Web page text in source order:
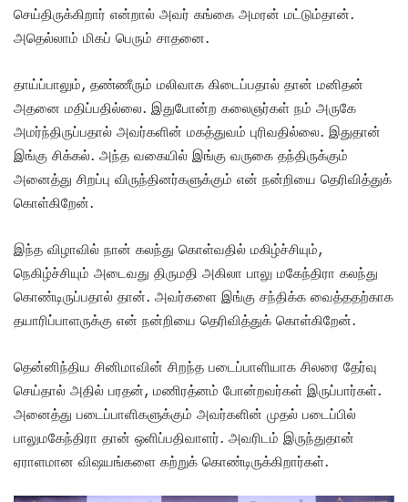
செய்திருக்கிறார் என்றால் அவர் கங்கை அமரன் மட்டும்தான்.
அதெல்லாம் மிகப் பெரும் சாதனை.‌
தாய்ப்பாலும், தண்ணீரும் மலிவாக கிடைப்பதால் தான் மனிதன்
அதனை மதிப்பதில்லை. இதுபோன்ற கலைஞர்கள் நம் அருகே
அமர்ந்திருப்பதால் அவர்களின் மகத்துவம் புரிவதில்லை. இதுதான்
இங்கு சிக்கல். அந்த வகையில் இங்கு வருகை தந்திருக்கும்
அனைத்து சிறப்பு விருந்தினர்களுக்கும் என் நன்றியை தெரிவித்துக்
கொள்கிறேன்.
இந்த விழாவில் நான் கலந்து கொள்வதில் மகிழ்ச்சியும்,
நெகிழ்ச்சியும் அடைவது திருமதி அகிலா பாலு மகேந்திரா கலந்து
கொண்டிருப்பதால் தான். அவர்களை இங்கு சந்திக்க வைத்ததற்காக
தயாரிப்பாளருக்கு என் நன்றியை தெரிவித்துக் கொள்கிறேன்.‌
தென்னிந்திய சினிமாவின் சிறந்த படைப்பாளியாக சிலரை தேர்வு
செய்தால் அதில் பரதன், மணிரத்னம் போன்றவர்கள் இருப்பார்கள்.
அனைத்து படைப்பாளிகளுக்கும் அவர்களின் முதல் படைப்பில்
பாலுமகேந்திரா தான் ஒளிப்பதிவாளர். அவரிடம் இருந்துதான்
ஏராளமான விஷ‌யங்களை கற்றுக் கொண்டிருக்கிறார்கள்.